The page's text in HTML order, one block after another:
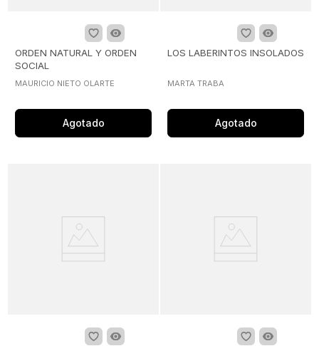
ORDEN NATURAL Y ORDEN
SOCIAL
MAURICIO NIETO OLARTE
Agotado
LOS LABERINTOS INSOLADOS
MARTA TRABA
Agotado